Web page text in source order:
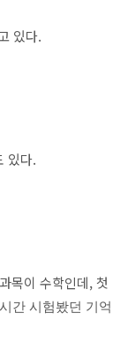
있다.
있다.
목이 수학인데, 첫
간 시험봤던 기억